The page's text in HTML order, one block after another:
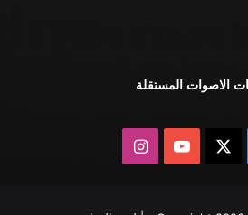
الاصوات المستقلة
يوتيوبانستقرام